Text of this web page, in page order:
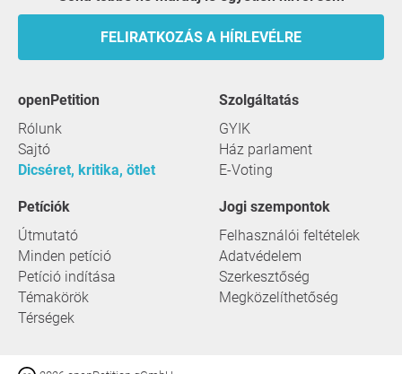
FELIRATKOZÁS A HÍRLEVÉLRE
openPetition
Rólunk
Sajtó
Dicséret, kritika, ötlet
szolgáltatás
GYIK
Ház parlament
E-Voting
Petíciók
Útmutató
Minden petíció
Petíció indítása
Témakörök
Térségek
Jogi szempontok
Felhasználói feltételek
Adatvédelem
Szerkesztőség
Megközelíthetőség